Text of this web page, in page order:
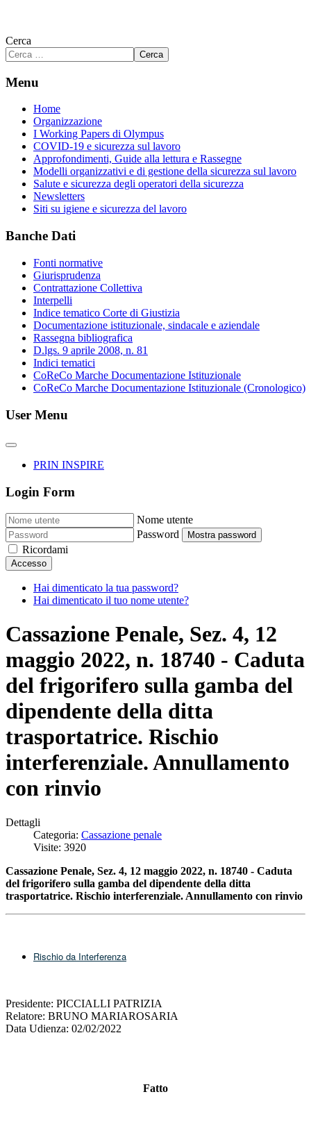
Cerca
Cerca
Menu
Home
Organizzazione
I Working Papers di Olympus
COVID-19 e sicurezza sul lavoro
Approfondimenti, Guide alla lettura e Rassegne
Modelli organizzativi e di gestione della sicurezza sul lavoro
Salute e sicurezza degli operatori della sicurezza
Newsletters
Siti su igiene e sicurezza del lavoro
Banche Dati
Fonti normative
Giurisprudenza
Contrattazione Collettiva
Interpelli
Indice tematico Corte di Giustizia
Documentazione istituzionale, sindacale e aziendale
Rassegna bibliografica
D.lgs. 9 aprile 2008, n. 81
Indici tematici
CoReCo Marche Documentazione Istituzionale
CoReCo Marche Documentazione Istituzionale (Cronologico)
User Menu
PRIN INSPIRE
Login Form
Nome utente
Password
Mostra password
Ricordami
Accesso
Hai dimenticato la tua password?
Hai dimenticato il tuo nome utente?
Cassazione Penale, Sez. 4, 12
maggio 2022, n. 18740 - Caduta
del frigorifero sulla gamba del
dipendente della ditta
trasportatrice. Rischio
interferenziale. Annullamento
con rinvio
Dettagli
Categoria: Cassazione penale
Visite: 3920
Cassazione Penale, Sez. 4, 12 maggio 2022, n. 18740 - Caduta
del frigorifero sulla gamba del dipendente della ditta
trasportatrice. Rischio interferenziale. Annullamento con rinvio
Rischio da Interferenza
Presidente: PICCIALLI PATRIZIA
Relatore: BRUNO MARIAROSARIA
Data Udienza: 02/02/2022
Fatto